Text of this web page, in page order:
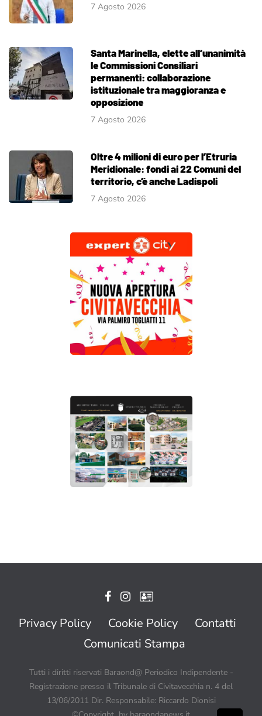
7 Agosto 2026
Santa Marinella, elette all’unanimità
le Commissioni Consiliari
permanenti: collaborazione
istituzionale tra maggioranza e
opposizione
7 Agosto 2026
Oltre 4 milioni di euro per l’Etruria
Meridionale: fondi ai 22 Comuni del
territorio, c’è anche Ladispoli
7 Agosto 2026
Privacy Policy Cookie Policy
Contatti
Comunicati Stampa
Tutti i diritti riservati Baraond@ Periodico Indipendente -
Registrazione presso il Tribunale di Civitavecchia n. 4 del
13/06/2011 Dir. Responsabile: Riccardo Dionisi